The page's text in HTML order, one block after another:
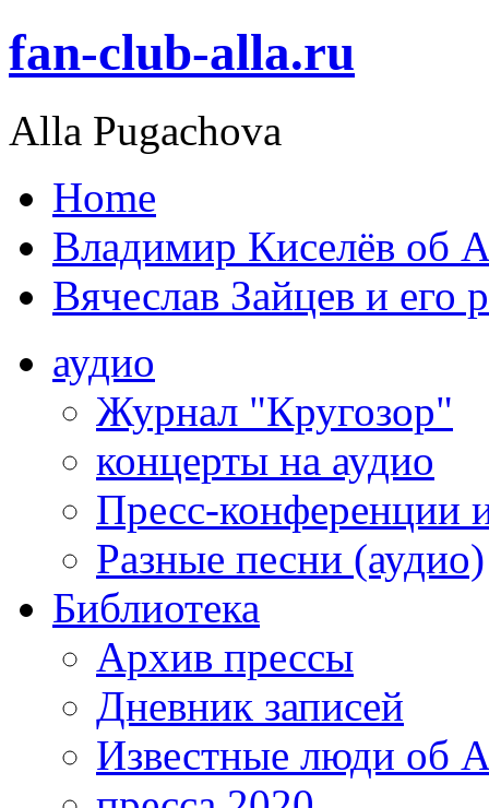
fan-club-alla.ru
Alla Pugachova
Home
Владимир Киселёв об
Вячеслав Зайцев и его
аудио
Журнал "Кругозор"
концерты на аудио
Пресс-конференции
Разные песни (аудио)
Библиотека
Архив прессы
Дневник записей
Известные люди об